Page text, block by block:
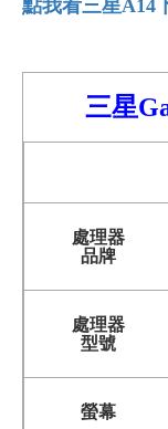
點我看三星A14
三星
處理器
品牌
處理器
型號
螢幕